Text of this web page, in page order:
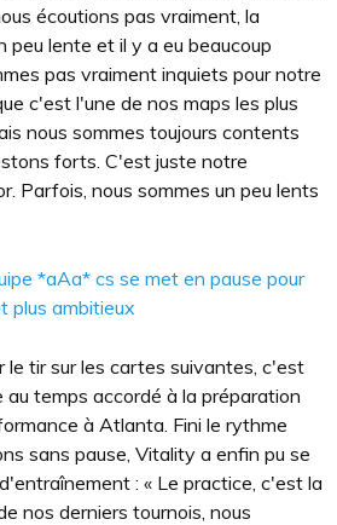
écoutions pas vraiment, la
peu lente et il y a eu beaucoup
pas vraiment inquiets pour notre
c'est l'une de nos maps les plus
nous sommes toujours contents
forts. C'est juste notre
Parfois, nous sommes un peu lents
*aAa* cs se met en pause pour
plus ambitieux
le tir sur les cartes suivantes, c'est
temps accordé à la préparation
à Atlanta. Fini le rythme
sans pause, Vitality a enfin pu se
: « Le practice, c'est la
nos derniers tournois, nous